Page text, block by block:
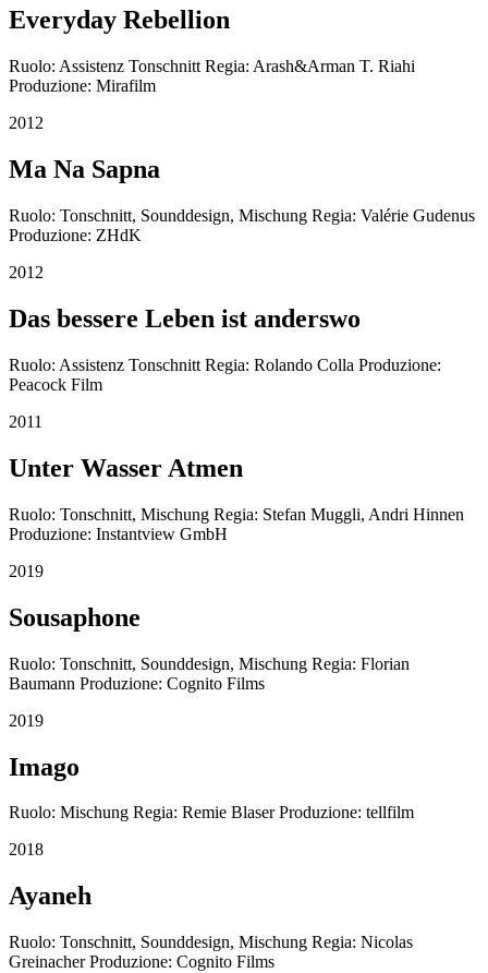
Everyday Rebellion
Ruolo: Assistenz Tonschnitt Regia: Arash&Arman T. Riahi
Produzione: Mirafilm
2012
Ma Na Sapna
Ruolo: Tonschnitt, Sounddesign, Mischung Regia: Valérie Gudenus
Produzione: ZHdK
2012
Das bessere Leben ist anderswo
Ruolo: Assistenz Tonschnitt Regia: Rolando Colla Produzione:
Peacock Film
2011
Unter Wasser Atmen
Ruolo: Tonschnitt, Mischung Regia: Stefan Muggli, Andri Hinnen
Produzione: Instantview GmbH
2019
Sousaphone
Ruolo: Tonschnitt, Sounddesign, Mischung Regia: Florian
Baumann Produzione: Cognito Films
2019
Imago
Ruolo: Mischung Regia: Remie Blaser Produzione: tellfilm
2018
Ayaneh
Ruolo: Tonschnitt, Sounddesign, Mischung Regia: Nicolas
Greinacher Produzione: Cognito Films